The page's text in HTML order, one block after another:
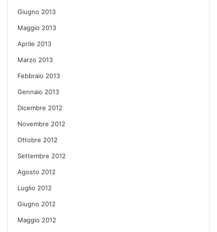
Giugno 2013
Maggio 2013
Aprile 2013
Marzo 2013
Febbraio 2013
Gennaio 2013
Dicembre 2012
Novembre 2012
Ottobre 2012
Settembre 2012
Agosto 2012
Luglio 2012
Giugno 2012
Maggio 2012